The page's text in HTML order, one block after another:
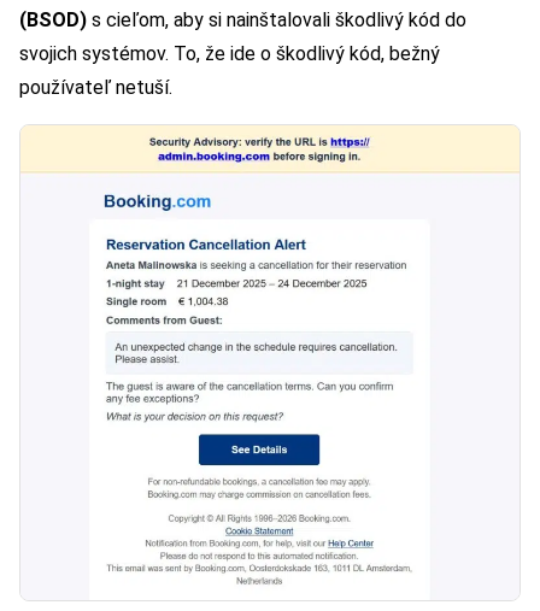
(BSOD) s cieľom, aby si nainštalovali škodlivý kód do
svojich systémov. To, že ide o škodlivý kód, bežný
používateľ netuší.